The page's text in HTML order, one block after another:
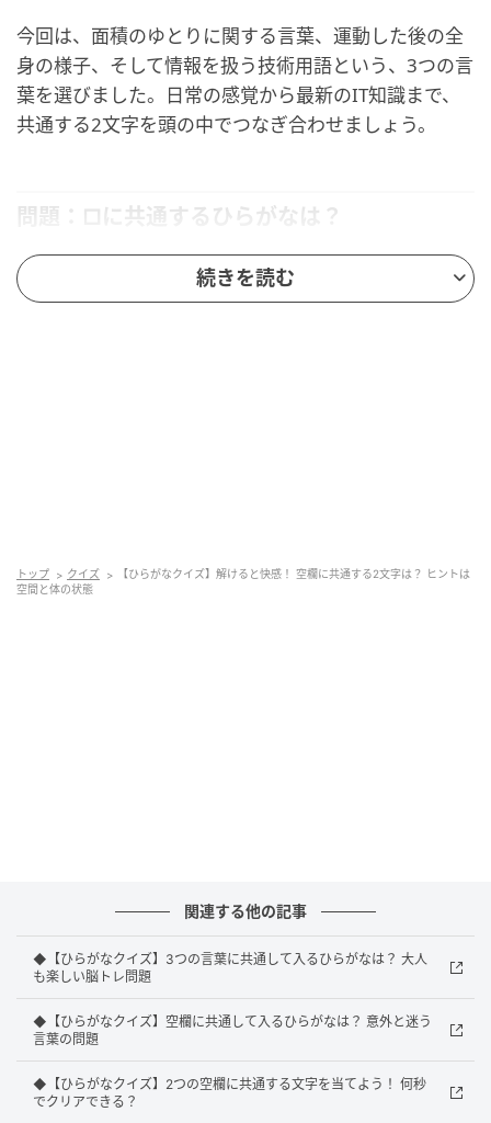
今回は、面積のゆとりに関する言葉、運動した後の全
身の様子、そして情報を扱う技術用語という、3つの言
葉を選びました。日常の感覚から最新のIT知識まで、
共通する2文字を頭の中でつなぎ合わせましょう。
問題：□に共通するひらがなは？
次の言葉に共通して入るひらがなを考えてみましょ
う。
答えを見る
正解は「せま」でした。
解説
それぞれの言葉に「せま」を入れると、次のようにな
ります。
続きを読む
トップ クイズ
【ひらがなクイズ】解けると快感！ 空欄に共通する2文字は？ ヒントは
空間と体の状態
関連する他の記事
◆【ひらがなクイズ】3つの言葉に共通して入るひらがなは？ 大人
も楽しい脳トレ問題
◆【ひらがなクイズ】空欄に共通して入るひらがなは？ 意外と迷う
言葉の問題
◆【ひらがなクイズ】2つの空欄に共通する文字を当てよう！ 何秒
でクリアできる？